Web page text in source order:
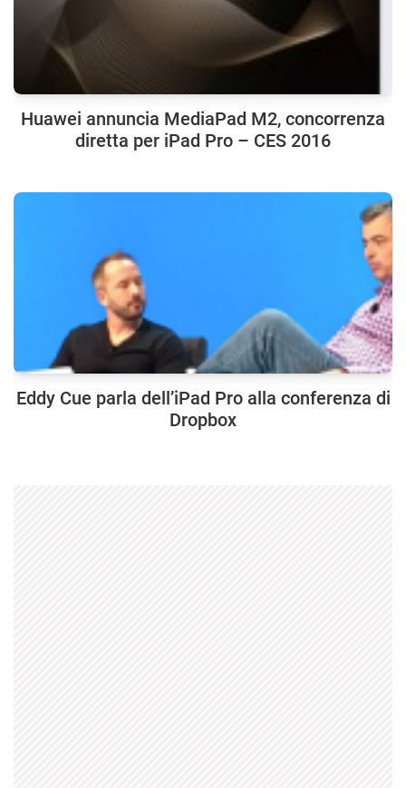
Huawei annuncia MediaPad M2, concorrenza
diretta per iPad Pro – CES 2016
Eddy Cue parla dell’iPad Pro alla conferenza di
Dropbox